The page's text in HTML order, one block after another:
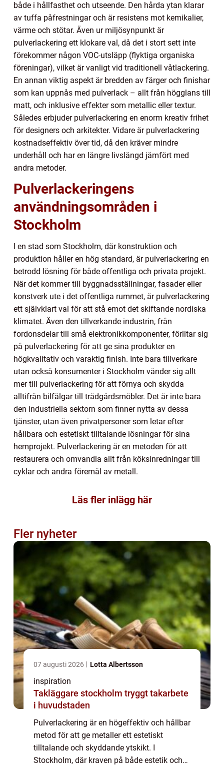
både i hållfasthet och utseende. Den hårda ytan klarar
av tuffa påfrestningar och är resistens mot kemikalier,
värme och stötar. Även ur miljösynpunkt är
pulverlackering ett klokare val, då det i stort sett inte
förekommer någon VOC-utsläpp (flyktiga organiska
föreningar), vilket är vanligt vid traditionell våtlackering.
En annan viktig aspekt är bredden av färger och finishar
som kan uppnås med pulverlack – allt från högglans till
matt, och inklusive effekter som metallic eller textur.
Således erbjuder pulverlackering en enorm kreativ frihet
för designers och arkitekter. Vidare är pulverlackering
kostnadseffektiv över tid, då den kräver mindre
underhåll och har en längre livslängd jämfört med
andra metoder.
Pulverlackeringens
användningsområden i
Stockholm
I en stad som Stockholm, där konstruktion och
produktion håller en hög standard, är pulverlackering en
betrodd lösning för både offentliga och privata projekt.
När det kommer till byggnadsställningar, fasader eller
konstverk ute i det offentliga rummet, är pulverlackering
ett självklart val för att stå emot det skiftande nordiska
klimatet. Även den tillverkande industrin, från
fordonsdelar till små elektronikkomponenter, förlitar sig
på pulverlackering för att ge sina produkter en
högkvalitativ och varaktig finish. Inte bara tillverkare
utan också konsumenter i Stockholm vänder sig allt
mer till pulverlackering för att förnya och skydda
alltifrån bilfälgar till trädgårdsmöbler. Det är inte bara
den industriella sektorn som finner nytta av dessa
tjänster, utan även privatpersoner som letar efter
hållbara och estetiskt tilltalande lösningar för sina
hemprojekt. Pulverlackering är en metoden för att
restaurera och omvandla allt från köksinredningar till
cyklar och andra föremål av metall.
Läs fler inlägg här
Fler nyheter
07 augusti 2026 Lotta Albertsson
inspiration
Takläggare stockholm tryggt takarbete
i huvudstaden
Pulverlackering är en högeffektiv och hållbar
metod för att ge metaller ett estetiskt
tilltalande och skyddande ytskikt. I
Stockholm, där kraven på både estetik och